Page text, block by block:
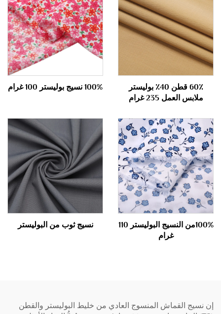
60٪ قطن 40٪ بوليستر
ملابس العمل 235 غرام
100% نسيج بوليستر 100 غرام
100%من النسيج البوليستر 110
غرام
نسيج ثوب من البوليستر
إن نسيج القماش المنسوج العادي من خليط البوليستر والقطن